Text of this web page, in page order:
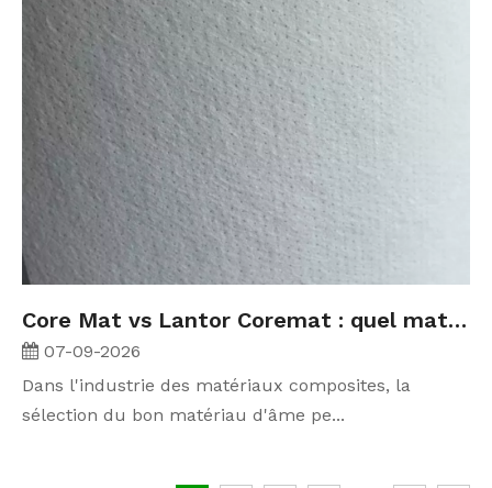
Core Mat vs Lantor Coremat : quel matériau de base composite convient le mieux à votre projet FRP ?
07-09-2026
Dans l'industrie des matériaux composites, la
sélection du bon matériau d'âme pe...